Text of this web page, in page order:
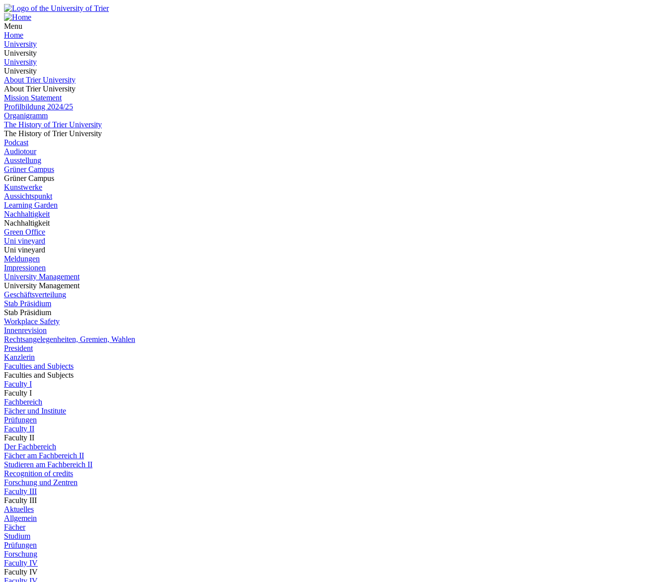
Menu
Home
University
University
University
University
About Trier University
About Trier University
Mission Statement
Profilbildung 2024/25
Organigramm
The History of Trier University
The History of Trier University
Podcast
Audiotour
Ausstellung
Grüner Campus
Grüner Campus
Kunstwerke
Aussichtspunkt
Learning Garden
Nachhaltigkeit
Nachhaltigkeit
Green Office
Uni vineyard
Uni vineyard
Meldungen
Impressionen
University Management
University Management
Geschäftsverteilung
Stab Präsidium
Stab Präsidium
Workplace Safety
Innenrevision
Rechtsangelegenheiten, Gremien, Wahlen
President
Kanzlerin
Faculties and Subjects
Faculties and Subjects
Faculty I
Faculty I
Fachbereich
Fächer und Institute
Prüfungen
Faculty II
Faculty II
Der Fachbereich
Fächer am Fachbereich II
Studieren am Fachbereich II
Recognition of credits
Forschung und Zentren
Faculty III
Faculty III
Aktuelles
Allgemein
Fächer
Studium
Prüfungen
Forschung
Faculty IV
Faculty IV